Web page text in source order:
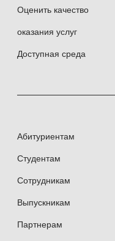
Оценить качество
оказания услуг
Доступная среда
Абитуриентам
Студентам
Сотрудникам
Выпускникам
Партнерам